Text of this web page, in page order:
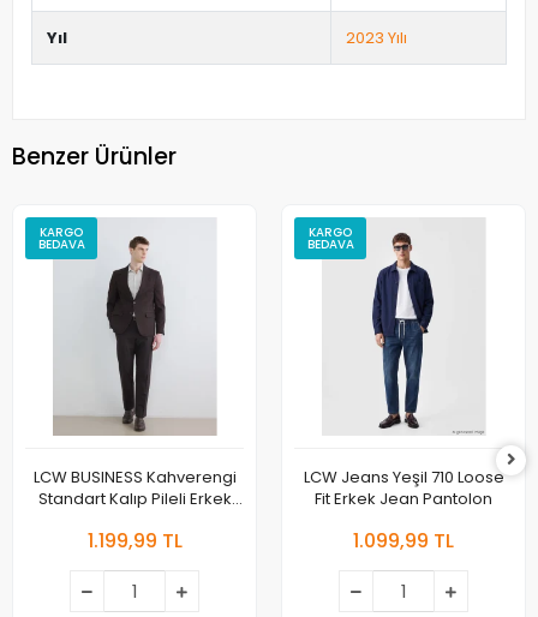
Yıl 2023 Yılı
Benzer Ürünler
KARGO
BEDAVA
LCW BUSINESS Kahverengi
Standart Kalıp Pileli Erkek
1.199,99 TL
KARGO
BEDAVA
LCW Jeans Yeşil 710 Loose
Fit Erkek Jean Pantolon
1.099,99 TL